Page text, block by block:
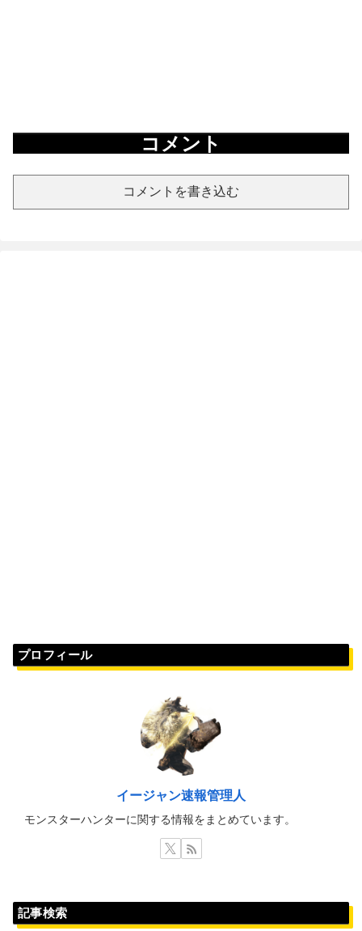
コメント
コメントを書き込む
プロフィール
イージャン速報管理人
モンスターハンターに関する情報をまとめています。
記事検索